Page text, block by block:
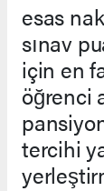
esas
sınav
için en
öğrenci
tercihi